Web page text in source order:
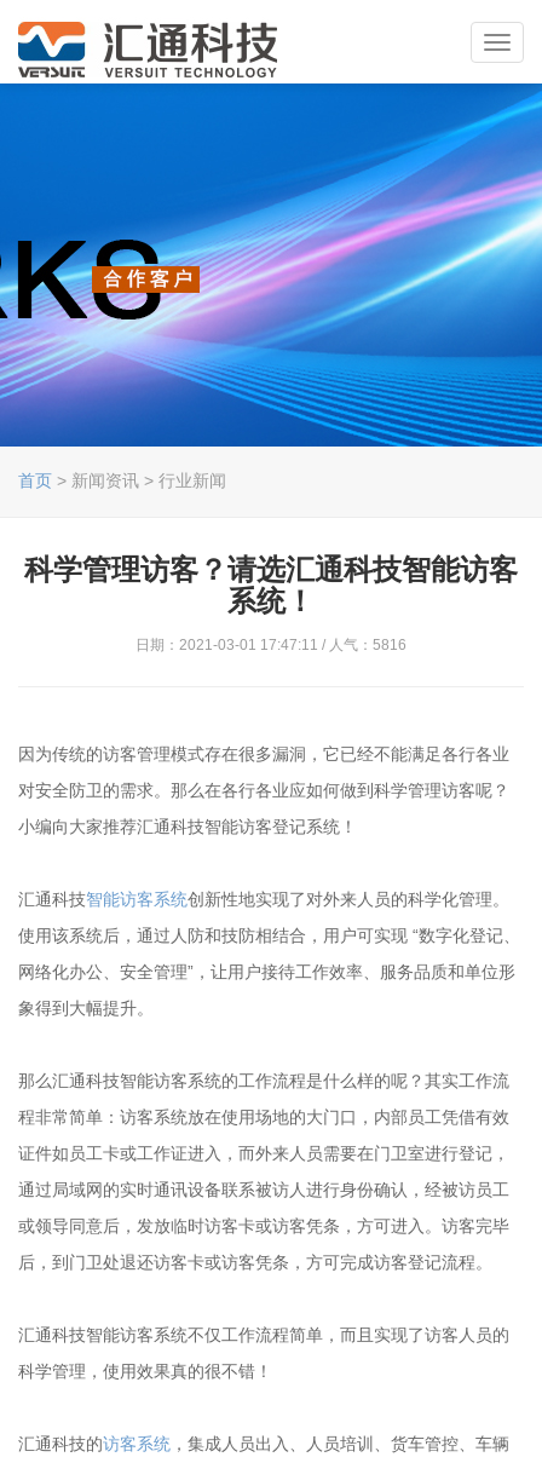
首页 > 新闻资讯 > 行业新闻
科学管理访客？请选汇通科技智能访客
系统！
日期：2021-03-01 17:47:11 / 人气：5816
因为传统的访客管理模式存在很多漏洞，它已经不能满足各行各业
对安全防卫的需求。那么在各行各业应如何做到科学管理访客呢？
小编向大家推荐汇通科技智能访客登记系统！
汇通科技智能访客系统创新性地实现了对外来人员的科学化管理。
使用该系统后，通过人防和技防相结合，用户可实现 “数字化登记、
网络化办公、安全管理”，让用户接待工作效率、服务品质和单位形
象得到大幅提升。
那么汇通科技智能访客系统的工作流程是什么样的呢？其实工作流
程非常简单：访客系统放在使用场地的大门口，内部员工凭借有效
证件如员工卡或工作证进入，而外来人员需要在门卫室进行登记，
通过局域网的实时通讯设备联系被访人进行身份确认，经被访员工
或领导同意后，发放临时访客卡或访客凭条，方可进入。访客完毕
后，到门卫处退还访客卡或访客凭条，方可完成访客登记流程。
汇通科技智能访客系统不仅工作流程简单，而且实现了访客人员的
科学管理，使用效果真的很不错！
汇通科技的访客系统 ，集成人员出入、人员培训、货车管控、车辆